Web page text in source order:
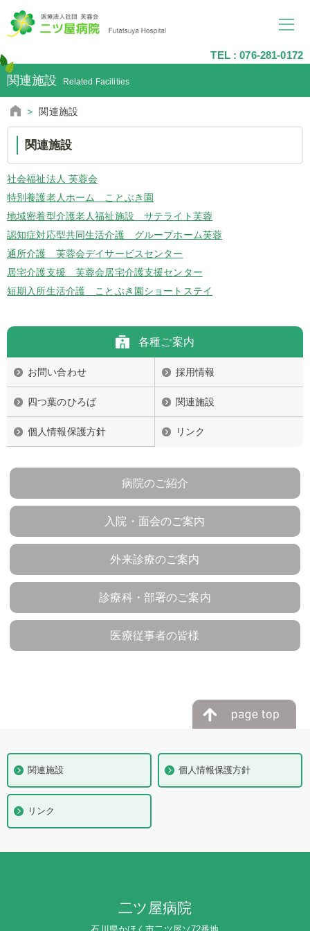
TEL :076-281-0172
関連施設 Related Facilities
関連施設
関連施設
社会福祉法人 芙蓉会
特別養護老人ホーム ことぶき園
地域密着型介護老人福祉施設 サテライト芙蓉
認知症対応型共同生活介護 グループホーム芙蓉
通所介護 芙蓉会デイサービスセンター
居宅介護支援 芙蓉会居宅介護支援センター
短期入所生活介護 ことぶき園ショートステイ
各種ご案内
お問い合わせ 採用情報
四つ葉のひろば 関連施設
個人情報保護方針 リンク
病院のご紹介
入院・面会のご案内
外来診療のご案内
診療科・部署のご案内
医療従事者の皆様
関連施設 個人情報保護方針
リンク
二ツ屋病院